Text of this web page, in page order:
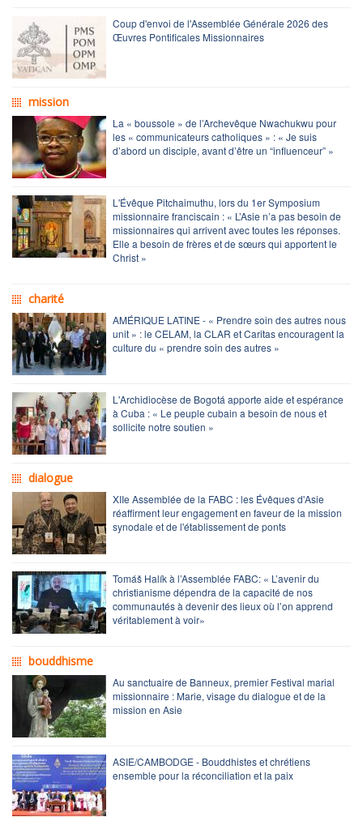
Coup d'envoi de l'Assemblée Générale 2026 des
Œuvres Pontificales Missionnaires
mission
La « boussole » de l’Archevêque Nwachukwu pour
les « communicateurs catholiques » : « Je suis
d’abord un disciple, avant d’être un “influenceur” »
L'Évêque Pitchaimuthu, lors du 1er Symposium
missionnaire franciscain : « L’Asie n’a pas besoin de
missionnaires qui arrivent avec toutes les réponses.
Elle a besoin de frères et de sœurs qui apportent le
Christ »
charité
AMÉRIQUE LATINE - « Prendre soin des autres nous
unit » : le CELAM, la CLAR et Caritas encouragent la
culture du « prendre soin des autres »
L'Archidiocèse de Bogotá apporte aide et espérance
à Cuba : « Le peuple cubain a besoin de nous et
sollicite notre soutien »
dialogue
XIIe Assemblée de la FABC : les Évêques d'Asie
réaffirment leur engagement en faveur de la mission
synodale et de l'établissement de ponts
Tomáš Halík à l’Assemblée FABC: « L’avenir du
christianisme dépendra de la capacité de nos
communautés à devenir des lieux où l’on apprend
véritablement à voir»
bouddhisme
Au sanctuaire de Banneux, premier Festival marial
missionnaire : Marie, visage du dialogue et de la
mission en Asie
ASIE/CAMBODGE - Bouddhistes et chrétiens
ensemble pour la réconciliation et la paix